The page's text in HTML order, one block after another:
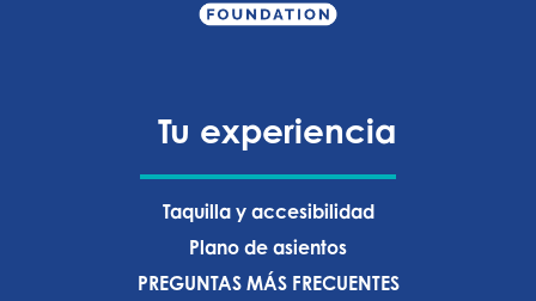
Tu experiencia
Taquilla y accesibilidad
Plano de asientos
PREGUNTAS MÁS FRECUENTES